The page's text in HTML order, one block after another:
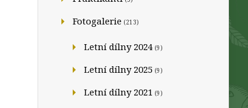
Fotogalerie (213)
Letní dílny 2024 (9)
Letní dílny 2025 (9)
Letní dílny 2021 (9)